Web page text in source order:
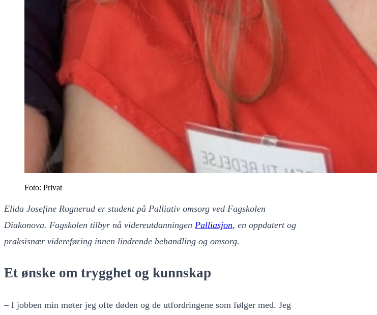
Foto: Privat
Elida Josefine Rognerud er student på Palliativ omsorg ved Fagskolen
Diakonova. Fagskolen tilbyr nå videreutdanningen Palliasjon, en oppdatert og
praksisnær videreføring innen lindrende behandling og omsorg.
Et ønske om trygghet og kunnskap
– I jobben min møter jeg ofte døden og de utfordringene som følger med. Jeg